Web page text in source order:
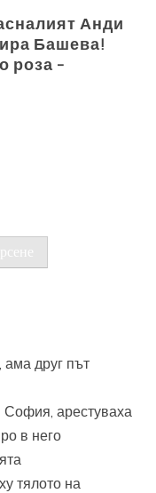
Анди
Башева!
роза –
ама друг път
София, арестуваха
в него
тялото на